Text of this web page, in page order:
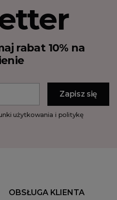
rabat 10% na
użytkowania i politykę
OBSŁUGA KLIENTA